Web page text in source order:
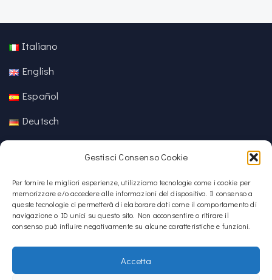
Gestisci Consenso Cookie
Per fornire le migliori esperienze, utilizziamo tecnologie come i cookie per
memorizzare e/o accedere alle informazioni del dispositivo. Il consenso a
queste tecnologie ci permetterà di elaborare dati come il comportamento di
navigazione o ID unici su questo sito. Non acconsentire o ritirare il
consenso può influire negativamente su alcune caratteristiche e funzioni.
Accetta
Italiano
English
Español
Deutsch